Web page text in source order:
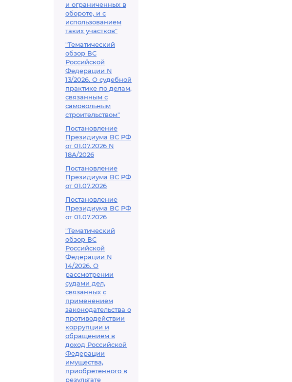
и ограниченных в
обороте, и с
использованием
таких участков"
"Тематический
обзор ВС
Российской
Федерации N
13/2026. О судебной
практике по делам,
связанным с
самовольным
строительством"
Постановление
Президиума ВС РФ
от 01.07.2026 N
18А/2026
Постановление
Президиума ВС РФ
от 01.07.2026
Постановление
Президиума ВС РФ
от 01.07.2026
"Тематический
обзор ВС
Российской
Федерации N
14/2026. О
рассмотрении
судами дел,
связанных с
применением
законодательства о
противодействии
коррупции и
обращением в
доход Российской
Федерации
имущества,
приобретенного в
результате